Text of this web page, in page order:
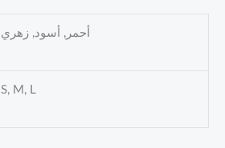
أحمر, أسود, زهري
S, M, L